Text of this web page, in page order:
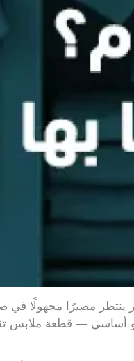
مصيرًا مجهولًا في
هو أساسي — قطعة ملابس